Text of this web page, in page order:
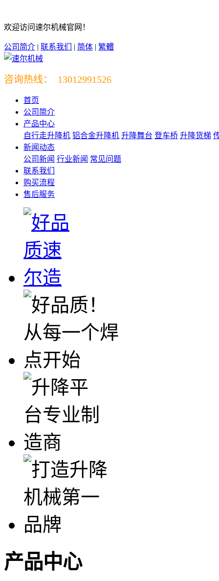
欢迎访问速尔机械官网！
公司简介 | 联系我们 | 简体 | 繁體
咨询热线： 13012991526
首页
公司简介
产品中心
自行走升降机 铝合金升降机 升降舞台 登车桥 升降货梯
新闻动态
公司新闻 行业新闻 常见问题
联系我们
购买流程
售后服务
产品中心